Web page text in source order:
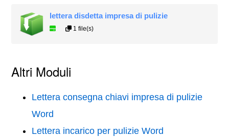
lettera disdetta impresa di pulizie
1 file(s)
Altri Moduli
Lettera consegna chiavi impresa di pulizie
Word
Lettera incarico per pulizie Word